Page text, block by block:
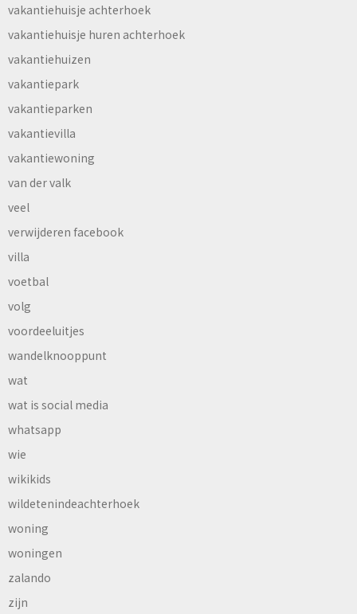
vakantiehuisje achterhoek
vakantiehuisje huren achterhoek
vakantiehuizen
vakantiepark
vakantieparken
vakantievilla
vakantiewoning
van der valk
veel
verwijderen facebook
villa
voetbal
volg
voordeeluitjes
wandelknooppunt
wat
wat is social media
whatsapp
wie
wikikids
wildetenindeachterhoek
woning
woningen
zalando
zijn